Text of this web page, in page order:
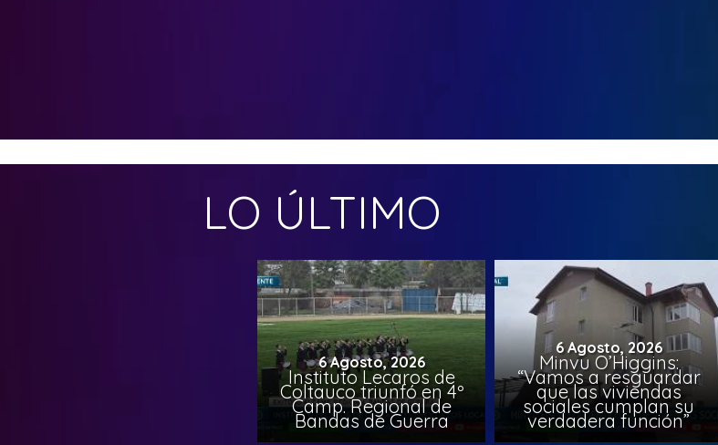
LO ÚLTIMO
6 Agosto, 2026
Instituto Lecaros de
Coltauco triunfó en 4º
Camp. Regional de
Bandas de Guerra
6 Agosto, 2026
Minvu O’Higgins:
“Vamos a resguardar
que las viviendas
sociales cumplan su
verdadera función”